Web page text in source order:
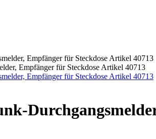
Empfänger für Steckdose Artikel 40713